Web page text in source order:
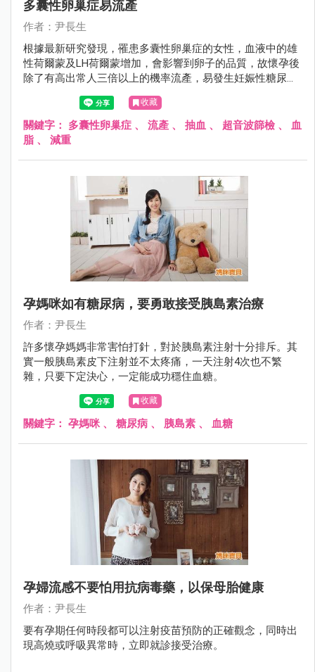
多囊性卵巢症易流產
作者：尹長生
根據最新研究發現，罹患多囊性卵巢症的女性，血液中的雄
性荷爾蒙及LH荷爾蒙增加，會影響到卵子的品質，故懷孕後
除了有高出常人三倍以上的機率流產，易發生妊娠性糖尿病
及高血壓之外，同時也容易難產。
收藏
關鍵字： 多囊性卵巢症 、 流產 、 抽血 、 超音波篩檢 、 血
脂 、 減重
孕媽咪如有糖尿病，要勇敢接受胰島素治療
作者：尹長生
許多懷孕媽媽非常害怕打針，對於胰島素注射十分排斥。其
實一般胰島素皮下注射並不太疼痛，一天注射4次也不繁
雜，只要下定決心，一定能成功穩住血糖。
收藏
關鍵字： 孕媽咪、 糖尿病 、 胰島素 、 血糖
孕婦流感不要怕用抗病毒藥，以保母胎健康
作者：尹長生
要有孕期任何時段都可以注射疫苗預防的正確觀念，同時出
現高燒或呼吸異常時，立即就診接受治療。